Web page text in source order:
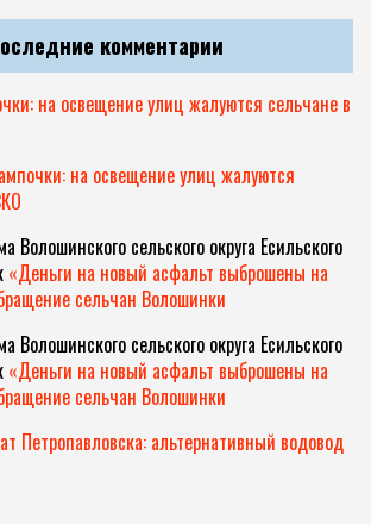
комментарии
на освещение улиц жалуются сельчане в
на освещение улиц жалуются
Волошинского сельского округа Есильского
«Деньги на новый асфальт выброшены на
сельчан Волошинки
Волошинского сельского округа Есильского
«Деньги на новый асфальт выброшены на
сельчан Волошинки
Петропавловска: альтернативный водовод